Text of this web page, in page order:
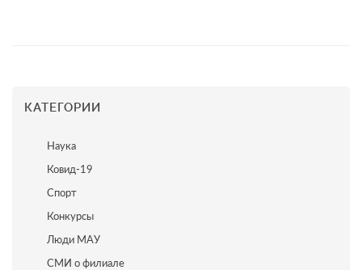
КАТЕГОРИИ
Наука
Ковид-19
Спорт
Конкурсы
Люди МАУ
СМИ о филиале